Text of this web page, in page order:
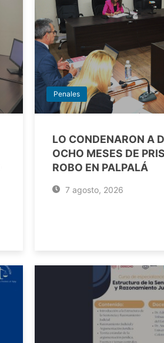
Penales
LO CONDENARON A
OCHO MESES DE
ROBO EN PALPALÁ
7 agosto, 2026